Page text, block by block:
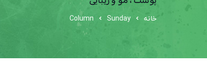
خانه Column Sunday